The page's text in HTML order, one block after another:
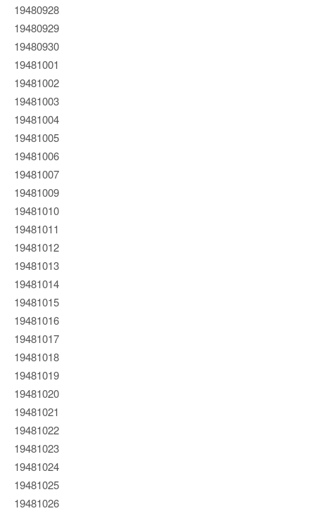
19480928
19480929
19480930
19481001
19481002
19481003
19481004
19481005
19481006
19481007
19481009
19481010
19481011
19481012
19481013
19481014
19481015
19481016
19481017
19481018
19481019
19481020
19481021
19481022
19481023
19481024
19481025
19481026